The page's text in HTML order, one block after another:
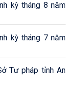
kỳ tháng 8 năm
kỳ tháng 7 năm
Tư pháp tỉnh An